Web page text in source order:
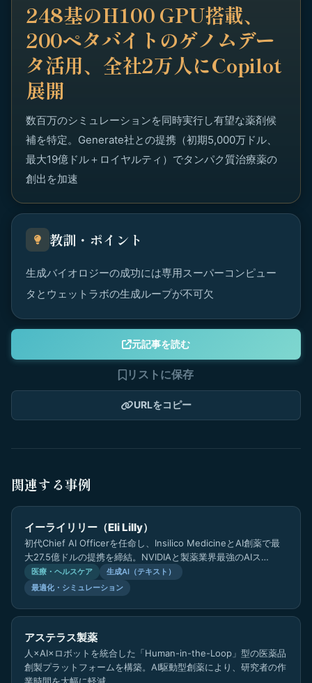
248基のH100 GPU搭載、
200ペタバイトのゲノムデー
タ活用、全社2万人にCopilot
展開
数百万のシミュレーションを同時実行し有望な薬剤候
補を特定。Generate社との提携（初期5,000万ドル、
最大19億ドル＋ロイヤルティ）でタンパク質治療薬の
創出を加速
教訓・ポイント
生成バイオロジーの成功には専用スーパーコンピュー
タとウェットラボの生成ループが不可欠
元記事を読む
リストに保存
URLをコピー
関連する事例
イーライリリー（Eli Lilly）
初代Chief AI Officerを任命し、Insilico MedicineとAI創薬で最
大27.5億ドルの提携を締結。NVIDIAと製薬業界最強のAIス…
医療・ヘルスケア
生成AI（テキスト）
最適化・シミュレーション
アステラス製薬
人×AI×ロボットを統合した「Human-in-the-Loop」型の医薬品
創製プラットフォームを構築。AI駆動型創薬により、研究者の作